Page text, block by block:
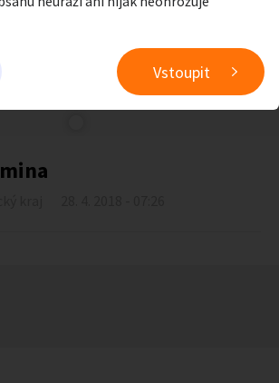
Přidat inzerát
Vstoupit